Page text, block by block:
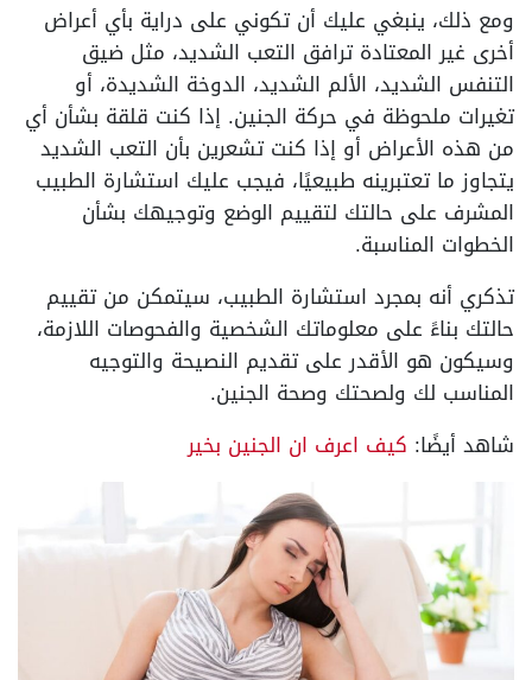
ومع ذلك، ينبغي عليك أن تكوني على دراية بأي أعراض
أخرى غير المعتادة ترافق التعب الشديد، مثل ضيق
التنفس الشديد، الألم الشديد، الدوخة الشديدة، أو
تغيرات ملحوظة في حركة الجنين. إذا كنت قلقة بشأن أي
من هذه الأعراض أو إذا كنت تشعرين بأن التعب الشديد
يتجاوز ما تعتبرينه طبيعيًا، فيجب عليك استشارة الطبيب
المشرف على حالتك لتقييم الوضع وتوجيهك بشأن
الخطوات المناسبة.
تذكري أنه بمجرد استشارة الطبيب، سيتمكن من تقييم
حالتك بناءً على معلوماتك الشخصية والفحوصات اللازمة،
وسيكون هو الأقدر على تقديم النصيحة والتوجيه
المناسب لك ولصحتك وصحة الجنين.
شاهد أيضًا: كيف اعرف ان الجنين بخير